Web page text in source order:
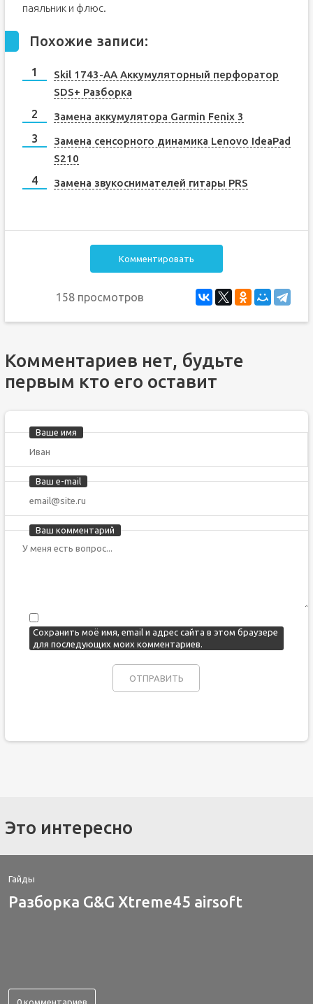
паяльник и флюс.
Похожие записи:
Skil 1743-AA Аккумуляторный перфоратор
SDS+ Разборка
Замена аккумулятора Garmin Fenix 3
Замена сенсорного динамика Lenovo IdeaPad
S210
Замена звукоснимателей гитары PRS
Комментировать
158 просмотров
Комментариев нет, будьте
первым кто его оставит
Ваше имя
Ваш e-mail
Ваш комментарий
Сохранить моё имя, email и адрес сайта в этом браузере
для последующих моих комментариев.
Это интересно
Гайды
Разборка G&G Xtreme45 airsoft
0 комментариев